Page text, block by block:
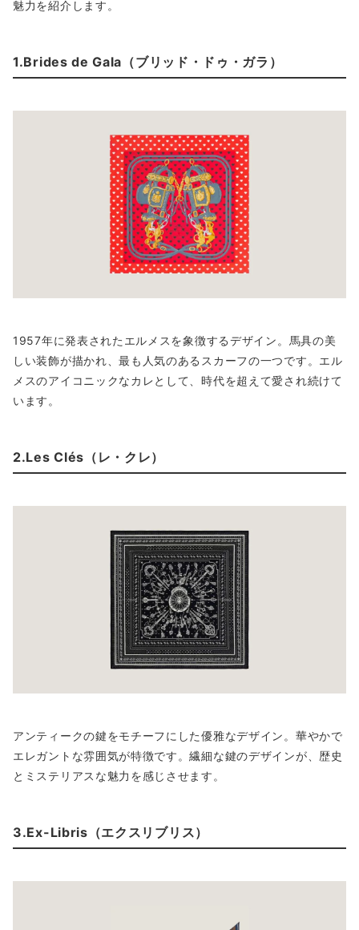
魅力を紹介します。
1.Brides de Gala（ブリッド・ドゥ・ガラ）
1957年に発表されたエルメスを象徴するデザイン。馬具の美
しい装飾が描かれ、最も人気のあるスカーフの一つです。エル
メスのアイコニックなカレとして、時代を超えて愛され続けて
います。
2.Les Clés（レ・クレ）
アンティークの鍵をモチーフにした優雅なデザイン。華やかで
エレガントな雰囲気が特徴です。繊細な鍵のデザインが、歴史
とミステリアスな魅力を感じさせます。
3.Ex-Libris（エクスリブリス）